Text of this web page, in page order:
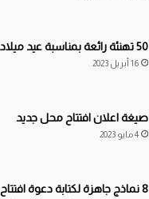
50 تهنئة رائعة بمناسبة عيد ميلاد فاطمة
16 أبريل 2023
صيغة اعلان افتتاح محل جديد
4 مايو 2023
8 نماذج جاهزة لكتابة دعوة افتتاح محل جديد